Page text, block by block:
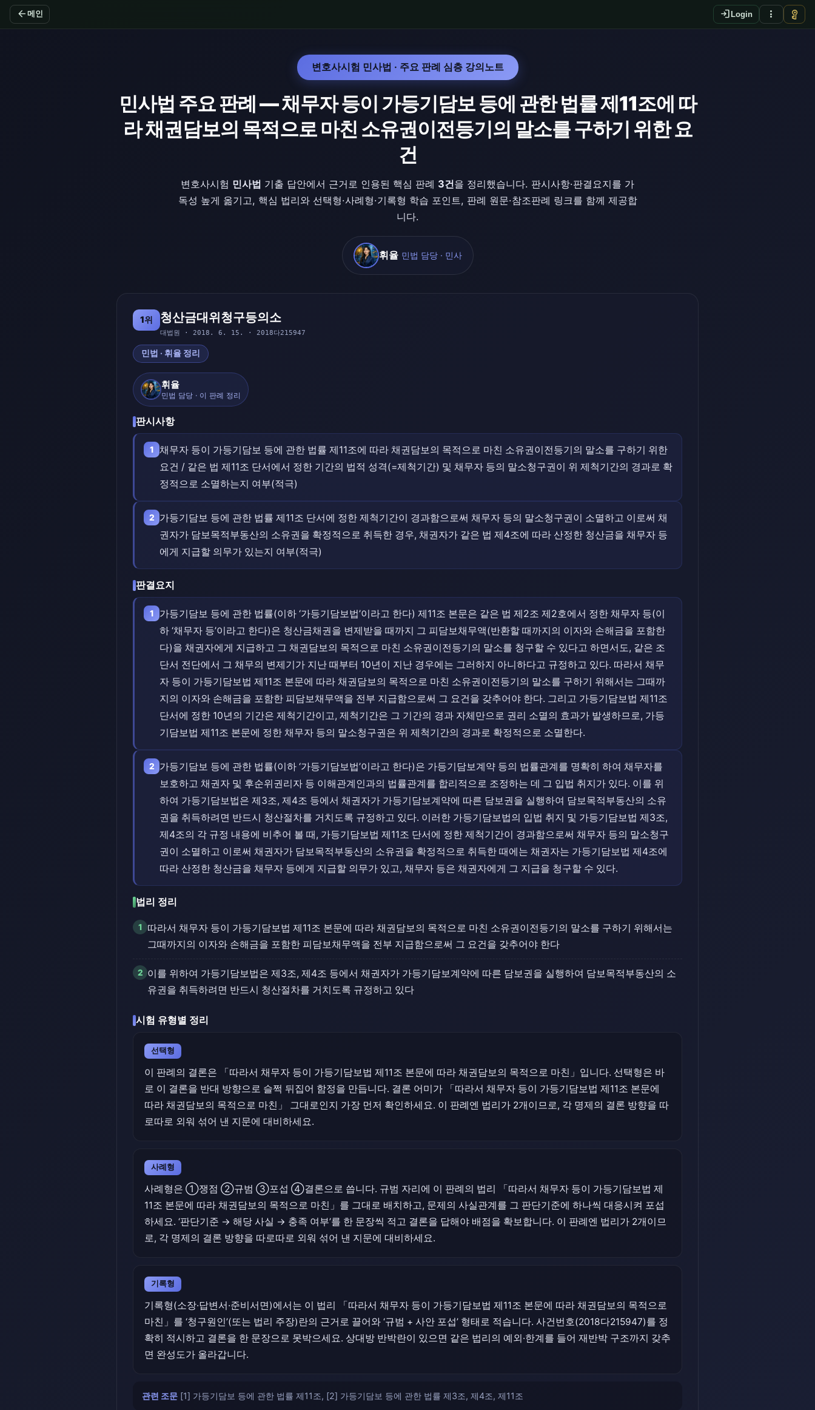
arrow_back 메인 login Login more_vert vpn_key
변호사시험 민사법 · 주요 판례 심층 강의노트
민사법 주요 판례 — 채무자 등이 가등기담보 등에 관한 법률 제11조에 따
라 채권담보의 목적으로 마친 소유권이전등기의 말소를 구하기 위한 요
건
변호사시험 민사법 기출 답안에서 근거로 인용된 핵심 판례 3건을 정리했습니다. 판시사항·판결요지를 가
독성 높게 옮기고, 핵심 법리와 선택형·사례형·기록형 학습 포인트, 판례 원문·참조판례 링크를 함께 제공합
니다.
휘율 민법 담당 · 민사
1위 청산금대위청구등의소
대법원 · 2018. 6. 15. · 2018다215947
민법 · 휘율 정리
휘율
민법 담당 · 이 판례 정리
판시사항
1
채무자 등이 가등기담보 등에 관한 법률 제11조에 따라 채권담보의 목적으로 마친 소유권이전등기의 말소를 구하기 위한
요건 / 같은 법 제11조 단서에서 정한 기간의 법적 성격(=제척기간) 및 채무자 등의 말소청구권이 위 제척기간의 경과로 확
정적으로 소멸하는지 여부(적극)
2
가등기담보 등에 관한 법률 제11조 단서에 정한 제척기간이 경과함으로써 채무자 등의 말소청구권이 소멸하고 이로써 채
권자가 담보목적부동산의 소유권을 확정적으로 취득한 경우, 채권자가 같은 법 제4조에 따라 산정한 청산금을 채무자 등
에게 지급할 의무가 있는지 여부(적극)
판결요지
1
가등기담보 등에 관한 법률(이하 ‘가등기담보법’이라고 한다) 제11조 본문은 같은 법 제2조 제2호에서 정한 채무자 등(이
하 ‘채무자 등’이라고 한다)은 청산금채권을 변제받을 때까지 그 피담보채무액(반환할 때까지의 이자와 손해금을 포함한
다)을 채권자에게 지급하고 그 채권담보의 목적으로 마친 소유권이전등기의 말소를 청구할 수 있다고 하면서도, 같은 조
단서 전단에서 그 채무의 변제기가 지난 때부터 10년이 지난 경우에는 그러하지 아니하다고 규정하고 있다. 따라서 채무
자 등이 가등기담보법 제11조 본문에 따라 채권담보의 목적으로 마친 소유권이전등기의 말소를 구하기 위해서는 그때까
지의 이자와 손해금을 포함한 피담보채무액을 전부 지급함으로써 그 요건을 갖추어야 한다. 그리고 가등기담보법 제11조
단서에 정한 10년의 기간은 제척기간이고, 제척기간은 그 기간의 경과 자체만으로 권리 소멸의 효과가 발생하므로, 가등
기담보법 제11조 본문에 정한 채무자 등의 말소청구권은 위 제척기간의 경과로 확정적으로 소멸한다.
2
가등기담보 등에 관한 법률(이하 ‘가등기담보법’이라고 한다)은 가등기담보계약 등의 법률관계를 명확히 하여 채무자를
보호하고 채권자 및 후순위권리자 등 이해관계인과의 법률관계를 합리적으로 조정하는 데 그 입법 취지가 있다. 이를 위
하여 가등기담보법은 제3조, 제4조 등에서 채권자가 가등기담보계약에 따른 담보권을 실행하여 담보목적부동산의 소유
권을 취득하려면 반드시 청산절차를 거치도록 규정하고 있다. 이러한 가등기담보법의 입법 취지 및 가등기담보법 제3조,
제4조의 각 규정 내용에 비추어 볼 때, 가등기담보법 제11조 단서에 정한 제척기간이 경과함으로써 채무자 등의 말소청구
권이 소멸하고 이로써 채권자가 담보목적부동산의 소유권을 확정적으로 취득한 때에는 채권자는 가등기담보법 제4조에
따라 산정한 청산금을 채무자 등에게 지급할 의무가 있고, 채무자 등은 채권자에게 그 지급을 청구할 수 있다.
법리 정리
1
따라서 채무자 등이 가등기담보법 제11조 본문에 따라 채권담보의 목적으로 마친 소유권이전등기의 말소를 구하기 위해서는
그때까지의 이자와 손해금을 포함한 피담보채무액을 전부 지급함으로써 그 요건을 갖추어야 한다
2 이를 위하여 가등기담보법은 제3조, 제4조 등에서 채권자가 가등기담보계약에 따른 담보권을 실행하여 담보목적부동산의 소
유권을 취득하려면 반드시 청산절차를 거치도록 규정하고 있다
시험 유형별 정리
선택형
이 판례의 결론은 「따라서 채무자 등이 가등기담보법 제11조 본문에 따라 채권담보의 목적으로 마친」입니다. 선택형은 바
로 이 결론을 반대 방향으로 슬쩍 뒤집어 함정을 만듭니다. 결론 어미가 「따라서 채무자 등이 가등기담보법 제11조 본문에
따라 채권담보의 목적으로 마친」 그대로인지 가장 먼저 확인하세요. 이 판례엔 법리가 2개이므로, 각 명제의 결론 방향을 따
로따로 외워 섞어 낸 지문에 대비하세요.
사례형
사례형은 ①쟁점 ②규범 ③포섭 ④결론으로 씁니다. 규범 자리에 이 판례의 법리 「따라서 채무자 등이 가등기담보법 제
11조 본문에 따라 채권담보의 목적으로 마친」를 그대로 배치하고, 문제의 사실관계를 그 판단기준에 하나씩 대응시켜 포섭
하세요. ‘판단기준 → 해당 사실 → 충족 여부’를 한 문장씩 적고 결론을 답해야 배점을 확보합니다. 이 판례엔 법리가 2개이므
로, 각 명제의 결론 방향을 따로따로 외워 섞어 낸 지문에 대비하세요.
기록형
기록형(소장·답변서·준비서면)에서는 이 법리 「따라서 채무자 등이 가등기담보법 제11조 본문에 따라 채권담보의 목적으로
마친」를 ‘청구원인’(또는 법리 주장)란의 근거로 끌어와 ‘규범 + 사안 포섭’ 형태로 적습니다. 사건번호(2018다215947)를 정
확히 적시하고 결론을 한 문장으로 못박으세요. 상대방 반박란이 있으면 같은 법리의 예외·한계를 들어 재반박 구조까지 갖추
면 완성도가 올라갑니다.
관련 조문 [1] 가등기담보 등에 관한 법률 제11조, [2] 가등기담보 등에 관한 법률 제3조, 제4조, 제11조